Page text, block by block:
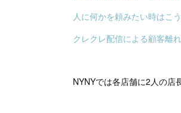
人に何かを頼みたい時はこ
クレクレ配信による顧客離
NYNYでは各店舗に2人の店